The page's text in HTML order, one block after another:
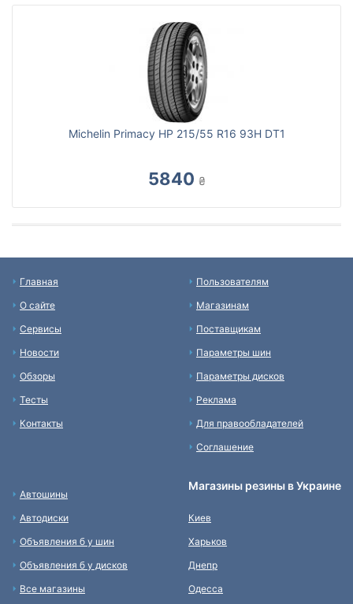
Michelin Primacy HP 215/55 R16 93H DT1
5840 ₴
Главная
О сайте
Сервисы
Новости
Обзоры
Тесты
Контакты
Пользователям
Магазинам
Поставщикам
Параметры шин
Параметры дисков
Реклама
Для правообладателей
Соглашение
Автошины
Автодиски
Объявления б у шин
Объявления б у дисков
Все магазины
Магазины резины в Украине
Киев
Харьков
Днепр
Одесса